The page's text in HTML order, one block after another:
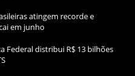
atingem recorde e
em junho
Federal distribui R$ 13 bilhões